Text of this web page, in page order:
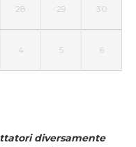
28 29 30
4 5 6
diversamente